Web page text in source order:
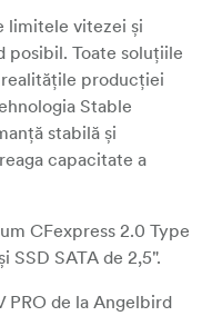
limitele vitezei și
posibil. Toate soluțiile
realitățile producției
Stable
stabilă și
capacitate a
CFexpress 2.0 Type
SSD SATA de 2,5".
PRO de la Angelbird